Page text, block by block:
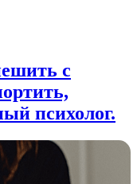
с
психолог.